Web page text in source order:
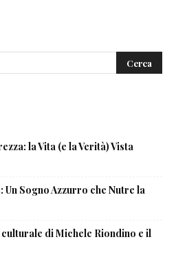
la Vita (e la Verità) Vista
Sogno Azzurro che Nutre la
culturale di Michele Riondino e il